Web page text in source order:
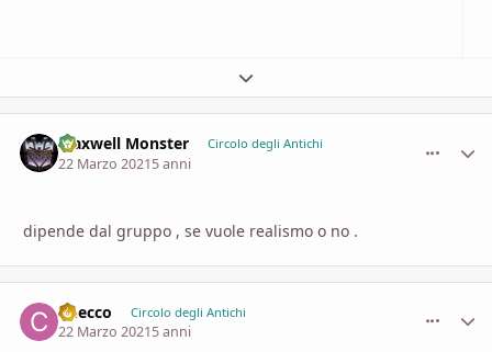
Espandi panoramica del topic
Maxwell Monster Circolo degli Antichi
22 Marzo 20215 anni
dipende dal gruppo , se vuole realismo o no .
Checco Circolo degli Antichi
22 Marzo 20215 anni